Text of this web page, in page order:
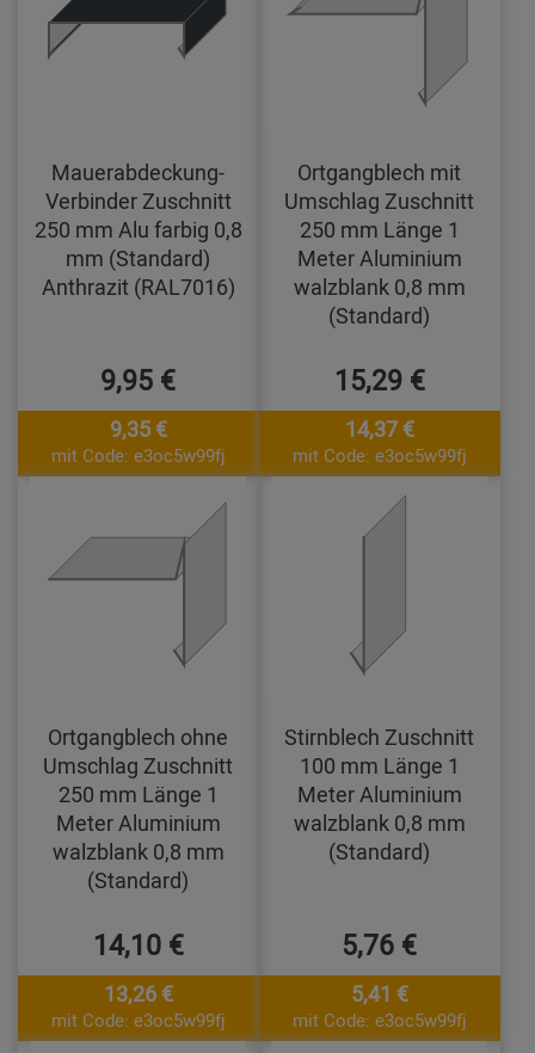
Mauerabdeckung-
Verbinder Zuschnitt
250 mm Alu farbig 0,8
mm (Standard)
Anthrazit (RAL7016)
9,95 €
9,35 €
mit Code: e3oc5w99fj
Ortgangblech mit
Umschlag Zuschnitt
250 mm Länge 1
Meter Aluminium
walzblank 0,8 mm
(Standard)
15,29 €
14,37 €
mit Code: e3oc5w99fj
Ortgangblech ohne
Umschlag Zuschnitt
250 mm Länge 1
Meter Aluminium
walzblank 0,8 mm
(Standard)
14,10 €
13,26 €
mit Code: e3oc5w99fj
Stirnblech Zuschnitt
100 mm Länge 1
Meter Aluminium
walzblank 0,8 mm
(Standard)
5,76 €
5,41 €
mit Code: e3oc5w99fj